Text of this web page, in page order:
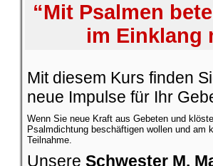
“Mit Psalmen
im Einklang
Mit diesem Kurs finden
neue Impulse für Ihr
Wenn Sie neue Kraft aus Gebeten und
Psalmdichtung beschäftigen wollen und am
Teilnahme.
Unsere Schwester M.